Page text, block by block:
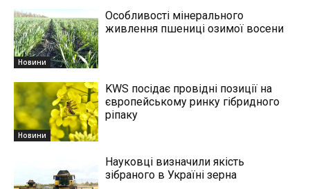
Новини
Особливості мінерального
живлення пшениці озимої восени
Новини
KWS посідає провідні позиції на
європейському ринку гібридного
ріпаку
Науковці визначили якість
зібраного в Україні зерна